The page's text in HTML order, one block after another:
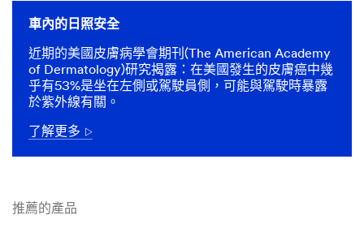
車內的日照安全
近期的美國皮膚病學會期刊(The American Academy
of Dermatology)研究揭露：在美國發生的皮膚癌中幾
乎有53%是坐在左側或駕駛員側，可能與駕駛時暴露
於紫外線有關。
了解更多
推薦的產品